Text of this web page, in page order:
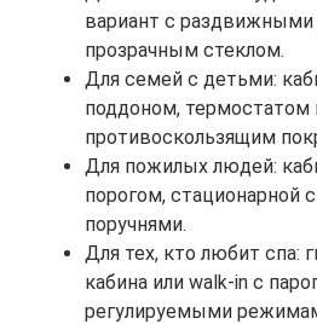
вариант с
прозрачным стеклом.
Для семей с детьми:
поддоном, термостатом
противоскользящим
Для пожилых людей:
порогом, стационарной
поручнями.
Для тех, кто любит спа:
кабина или walk-in с
регулируемыми